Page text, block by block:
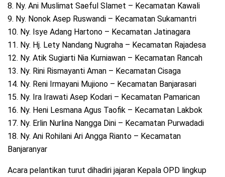
8. Ny. Ani Muslimat Saeful Slamet – Kecamatan Kawali
9. Ny. Nonok Asep Ruswandi – Kecamatan Sukamantri
10. Ny. Isye Adang Hartono – Kecamatan Jatinagara
11. Ny. Hj. Lety Nandang Nugraha – Kecamatan Rajadesa
12. Ny. Atik Sugiarti Nia Kurniawan – Kecamatan Rancah
13. Ny. Rini Rismayanti Aman – Kecamatan Cisaga
14. Ny. Reni Irmayani Mujiono – Kecamatan Banjarasari
15. Ny. Ira Irawati Asep Kodari – Kecamatan Pamarican
16. Ny. Heni Lesmana Agus Taofik – Kecamatan Lakbok
17. Ny. Erlin Nurlina Nangga Dini – Kecamatan Purwadadi
18. Ny. Ani Rohilani Ari Angga Rianto – Kecamatan
Banjaranyar
Acara pelantikan turut dihadiri jajaran Kepala OPD lingkup